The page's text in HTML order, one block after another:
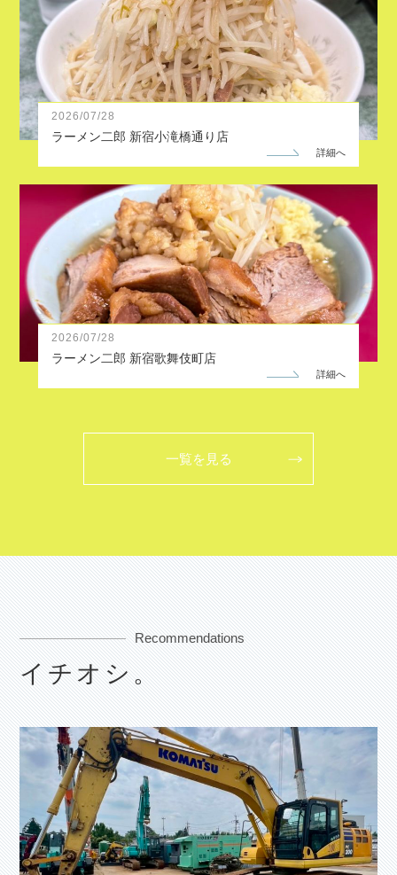
2026/07/28
ラーメン二郎 新宿小滝橋通り店
詳細へ
2026/07/28
ラーメン二郎 新宿歌舞伎町店
詳細へ
一覧を見る
Recommendations
イチオシ。